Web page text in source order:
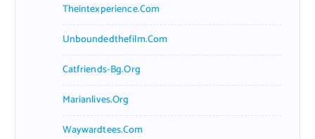
Theintexperience.com
Unboundedthefilm.com
Catfriends-Bg.org
Marianlives.org
Waywardtees.com